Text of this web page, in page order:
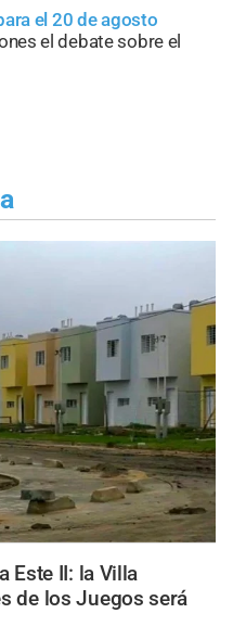
el 20 de agosto
el debate sobre el
Este II: la Villa
de los Juegos será